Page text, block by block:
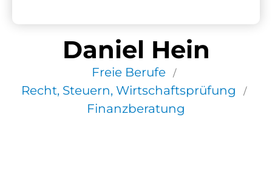
Daniel Hein
Freie Berufe /
Recht, Steuern, Wirtschaftsprüfung /
Finanzberatung